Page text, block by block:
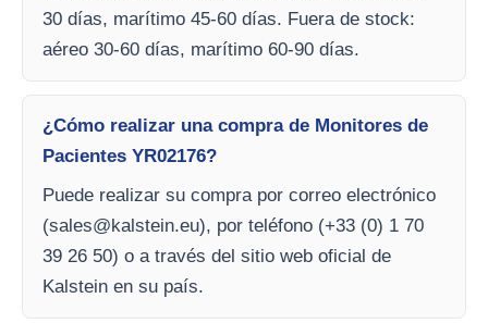
30 días, marítimo 45-60 días. Fuera de stock:
aéreo 30-60 días, marítimo 60-90 días.
¿Cómo realizar una compra de Monitores de
Pacientes YR02176?
Puede realizar su compra por correo electrónico
(sales@kalstein.eu), por teléfono (+33 (0) 1 70
39 26 50) o a través del sitio web oficial de
Kalstein en su país.